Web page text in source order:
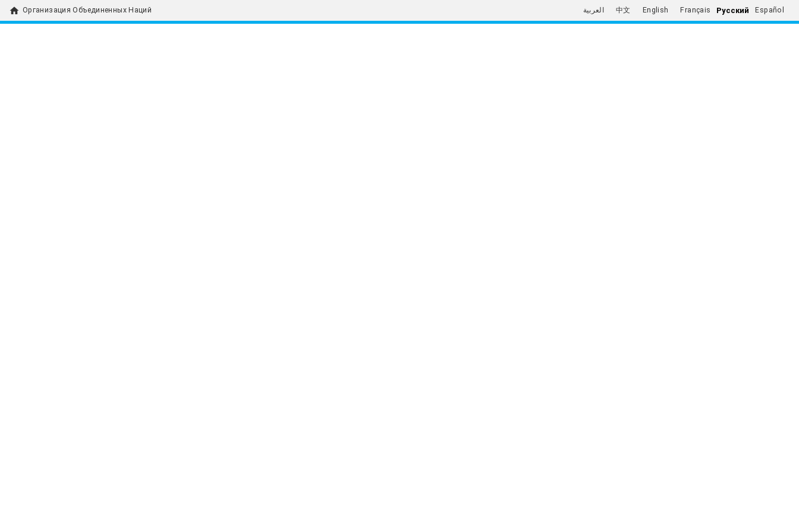
home Организация Объединенных Наций العربية 中文 English Français Русский Español